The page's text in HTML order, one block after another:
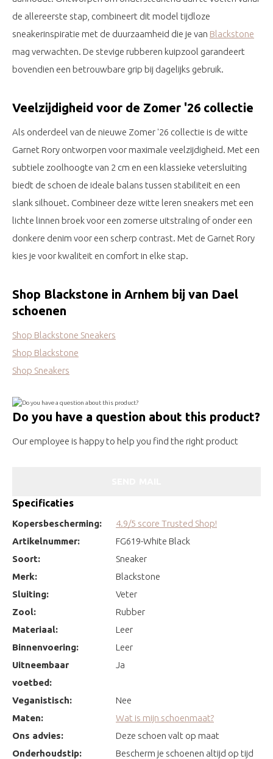
de allereerste stap, combineert dit model tijdloze
sneakerinspiratie met de duurzaamheid die je van Blackstone
mag verwachten. De stevige rubberen kuipzool garandeert
bovendien een betrouwbare grip bij dagelijks gebruik.
Veelzijdigheid voor de Zomer '26 collectie
Als onderdeel van de nieuwe Zomer '26 collectie is de witte
Garnet Rory ontworpen voor maximale veelzijdigheid. Met een
subtiele zoolhoogte van 2 cm en een klassieke vetersluiting
biedt de schoen de ideale balans tussen stabiliteit en een
slank silhouet. Combineer deze witte leren sneakers met een
lichte linnen broek voor een zomerse uitstraling of onder een
donkere denim voor een scherp contrast. Met de Garnet Rory
kies je voor kwaliteit en comfort in elke stap.
Shop Blackstone in Arnhem bij van Dael
schoenen
Shop Blackstone Sneakers
Shop Blackstone
Shop Sneakers
Do you have a question about this product?
Our employee is happy to help you find the right product
Specificaties
Kopersbescherming:
4.9/5 score Trusted Shop!
Artikelnummer:
FG619-White Black
Soort:
Sneaker
Merk:
Blackstone
Sluiting:
Veter
Zool:
Rubber
Materiaal:
Leer
Binnenvoering:
Leer
Uitneembaar
voetbed:
Ja
Veganistisch:
Nee
Maten:
Wat is mijn schoenmaat?
Ons advies:
Deze schoen valt op maat
Onderhoudstip:
Bescherm je schoenen altijd op tijd